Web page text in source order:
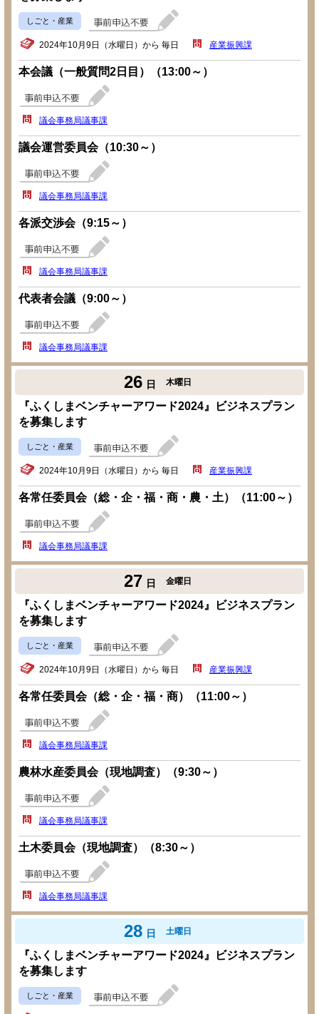
しごと・産業
2024年10月9日（水曜日）から 毎日 産業振興課
本会議（一般質問2日目）（13:00～）
議会事務局議事課
議会運営委員会（10:30～）
議会事務局議事課
各派交渉会（9:15～）
議会事務局議事課
代表者会議（9:00～）
議会事務局議事課
26 日 木曜日
『ふくしまベンチャーアワード2024』ビジネスプラン
を募集します
しごと・産業
2024年10月9日（水曜日）から 毎日 産業振興課
各常任委員会（総・企・福・商・農・土）（11:00～）
議会事務局議事課
27 日 金曜日
『ふくしまベンチャーアワード2024』ビジネスプラン
を募集します
しごと・産業
2024年10月9日（水曜日）から 毎日 産業振興課
各常任委員会（総・企・福・商）（11:00～）
議会事務局議事課
農林水産委員会（現地調査）（9:30～）
議会事務局議事課
土木委員会（現地調査）（8:30～）
議会事務局議事課
28 日 土曜日
『ふくしまベンチャーアワード2024』ビジネスプラン
を募集します
しごと・産業